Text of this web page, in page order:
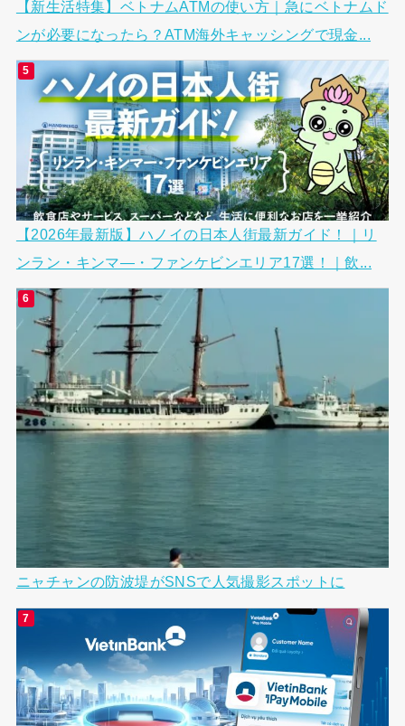
【新生活特集】ベトナムATMの使い方｜急にベトナムド
ンが必要になったら？ATM海外キャッシングで現金...
【2026年最新版】ハノイの日本人街最新ガイド！｜リ
ンラン・キンマ―・ファンケビンエリア17選！｜飲...
ニャチャンの防波堤がSNSで人気撮影スポットに